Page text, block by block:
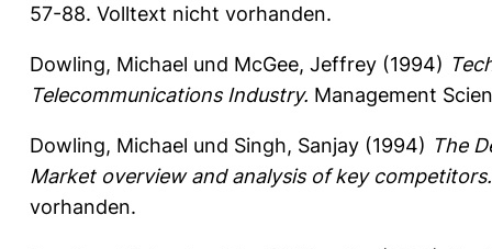
57-88. Volltext nicht vorhanden.
Dowling, Michael und McGee, Jeffrey (1994)
Telecommunications Industry. Management
Dowling, Michael und Singh, Sanjay (1994) The
Market overview and analysis of key competitors.
vorhanden.